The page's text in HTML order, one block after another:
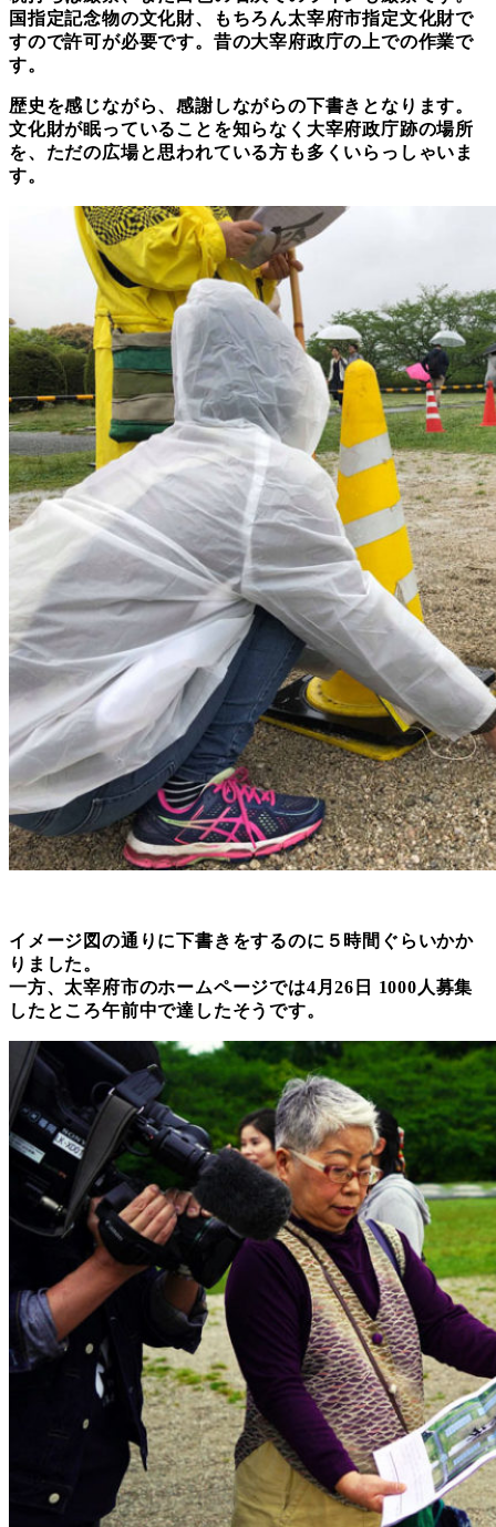
国指定記念物の文化財、もちろん太宰府市指定文化財で
すので許可が必要です。昔の大宰府政庁の上での作業で
す。
歴史を感じながら、感謝しながらの下書きとなります。
文化財が眠っていることを知らなく大宰府政庁跡の場所
を、ただの広場と思われている方も多くいらっしゃいま
す。
イメージ図の通りに下書きをするのに５時間ぐらいかか
りました。
一方、 太宰府市のホームページでは4月26日 1000人募集
したところ午前中で達したそうです。